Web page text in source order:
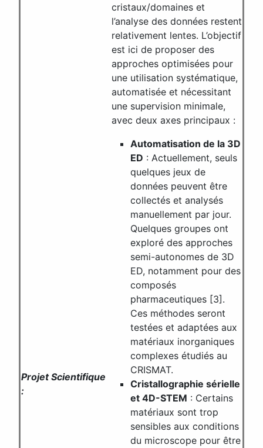
Projet Scientifique
:
cristaux/domaines et
l’analyse des données restent
relativement lentes. L’objectif
est ici de proposer des
approches optimisées pour
une utilisation systématique,
automatisée et nécessitant
une supervision minimale,
avec deux axes principaux :
Automatisation de la 3D
ED : Actuellement, seuls
quelques jeux de
données peuvent être
collectés et analysés
manuellement par jour.
Quelques groupes ont
exploré des approches
semi-autonomes de 3D
ED, notamment pour des
composés
pharmaceutiques [3].
Ces méthodes seront
testées et adaptées aux
matériaux inorganiques
complexes étudiés au
CRISMAT.
Cristallographie sérielle
et 4D-STEM : Certains
matériaux sont trop
sensibles aux conditions
du microscope pour être